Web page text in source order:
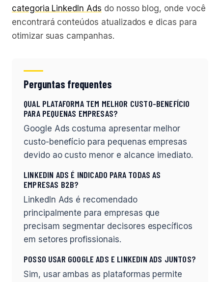
categoria LinkedIn Ads do nosso blog, onde você
encontrará conteúdos atualizados e dicas para
otimizar suas campanhas.
Perguntas frequentes
QUAL PLATAFORMA TEM MELHOR CUSTO-BENEFÍCIO
PARA PEQUENAS EMPRESAS?
Google Ads costuma apresentar melhor
custo-benefício para pequenas empresas
devido ao custo menor e alcance imediato.
LINKEDIN ADS É INDICADO PARA TODAS AS
EMPRESAS B2B?
LinkedIn Ads é recomendado
principalmente para empresas que
precisam segmentar decisores específicos
em setores profissionais.
POSSO USAR GOOGLE ADS E LINKEDIN ADS JUNTOS?
Sim, usar ambas as plataformas permite